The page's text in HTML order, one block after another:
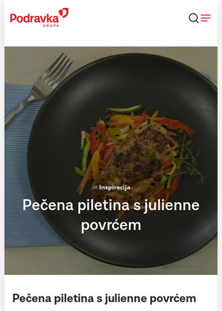
content
Inspiracija
Pečena piletina s julienne
povrćem
Pečena piletina s julienne povrćem